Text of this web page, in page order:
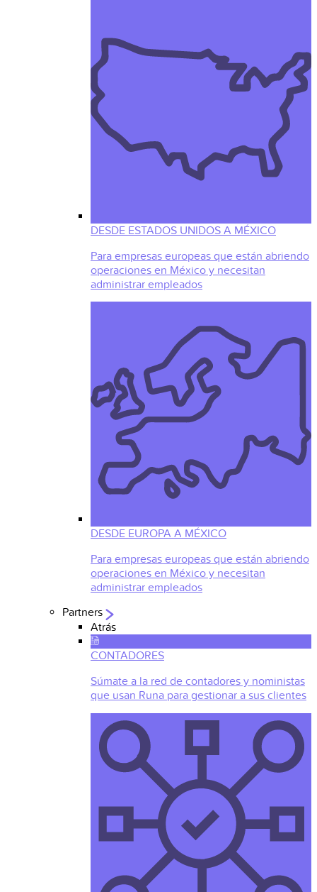
DESDE ESTADOS UNIDOS A MÉXICO
Para empresas europeas que están abriendo
operaciones en México y necesitan
administrar empleados
DESDE EUROPA A MÉXICO
Para empresas europeas que están abriendo
operaciones en México y necesitan
administrar empleados
Partners
Atrás
CONTADORES
Súmate a la red de contadores y noministas
que usan Runa para gestionar a sus clientes